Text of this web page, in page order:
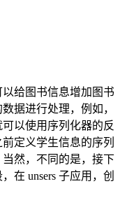
给图书信息增加图书
据进行处理，例如，
以使用序列化器的反
定义学生信息的序列
然，不同的是，接下
在 unsers 子应用，创